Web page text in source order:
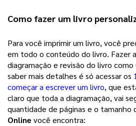
Como fazer um livro
Para você imprimir um livro, você
em todo o conteúdo do livro. Fazer
diagramação e revisão do livro
saber mais detalhes é só acessar os
começar a escrever um livro, que
claro que toda a diagramação, vai
quantidade de páginas e o tamanho
Online você encontra: